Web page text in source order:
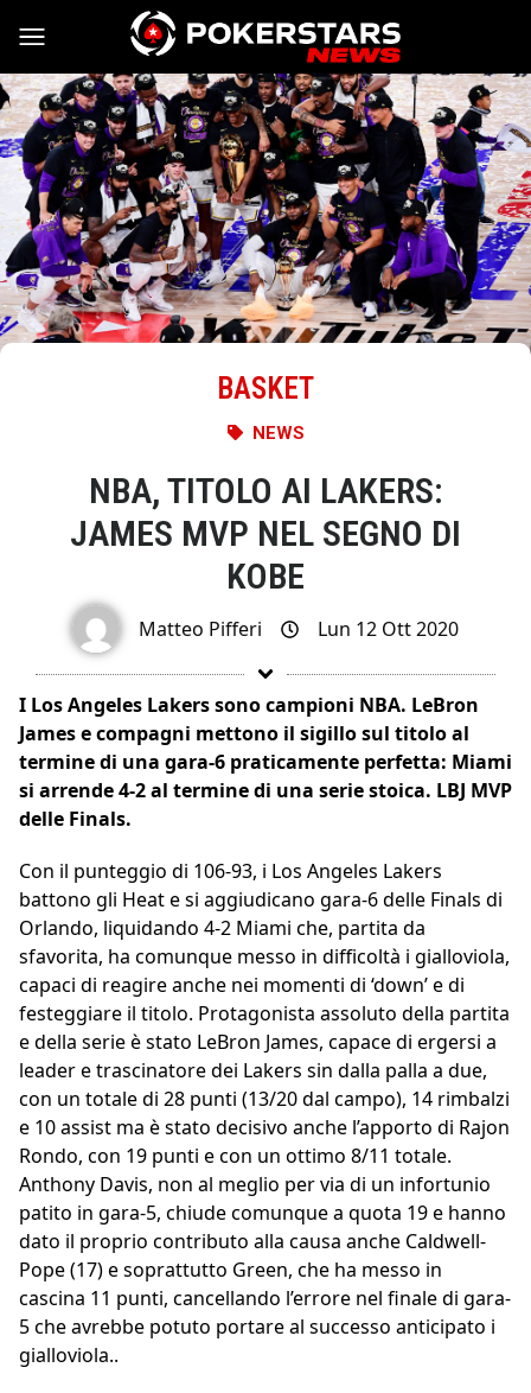
Vai al contenuto
BASKET
NEWS
NBA, TITOLO AI LAKERS:
JAMES MVP NEL SEGNO DI
KOBE
Matteo Pifferi Lun 12 Ott 2020
I Los Angeles Lakers sono campioni NBA. LeBron
James e compagni mettono il sigillo sul titolo al
termine di una gara-6 praticamente perfetta: Miami
si arrende 4-2 al termine di una serie stoica. LBJ MVP
delle Finals.
Con il punteggio di 106-93, i Los Angeles Lakers
battono gli Heat e si aggiudicano gara-6 delle Finals di
Orlando, liquidando 4-2 Miami che, partita da
sfavorita, ha comunque messo in difficoltà i gialloviola,
capaci di reagire anche nei momenti di ‘down’ e di
festeggiare il titolo. Protagonista assoluto della partita
e della serie è stato LeBron James, capace di ergersi a
leader e trascinatore dei Lakers sin dalla palla a due,
con un totale di 28 punti (13/20 dal campo), 14 rimbalzi
e 10 assist ma è stato decisivo anche l’apporto di Rajon
Rondo, con 19 punti e con un ottimo 8/11 totale.
Anthony Davis, non al meglio per via di un infortunio
patito in gara-5, chiude comunque a quota 19 e hanno
dato il proprio contributo alla causa anche Caldwell-
Pope (17) e soprattutto Green, che ha messo in
cascina 11 punti, cancellando l’errore nel finale di gara-
5 che avrebbe potuto portare al successo anticipato i
gialloviola..